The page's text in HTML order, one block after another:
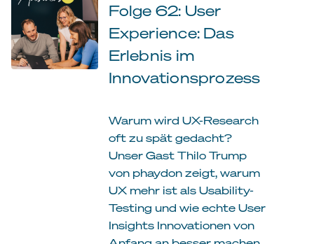
Folge 62: User
Experience: Das
Erlebnis im
Innovationsprozess
Warum wird UX-Research
oft zu spät gedacht?
Unser Gast Thilo Trump
von phaydon zeigt, warum
UX mehr ist als Usability-
Testing und wie echte User
Insights Innovationen von